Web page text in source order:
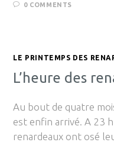
0 COMMENTS
LE PRINTEMPS DES
L’heure des
Au bout de quatre
est enfin arrivé. A 23
renardeaux ont osé